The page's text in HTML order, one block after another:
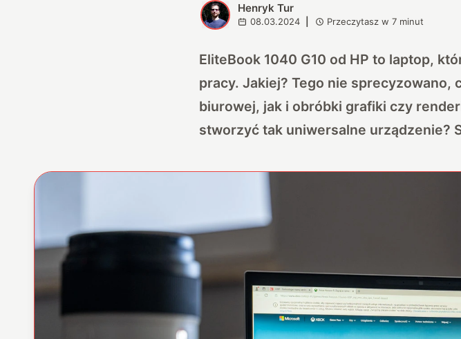
H Henryk Tur
08.03.2024 Przeczytasz w7 minut
EliteBook 1040 G10 od HP to laptop,
pracy. Jakiej? Tego nie sprecyzowano,
biurowej, jak i obróbki grafiki czy
stworzyć tak uniwersalne urządzenie?